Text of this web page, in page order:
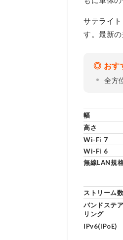
サテライ
す。最新
おす
全方
幅
高さ
Wi-Fi 7
Wi-Fi 6
無線LAN規
ストリーム数
バンドステア
リング
IPv6(IPoE)